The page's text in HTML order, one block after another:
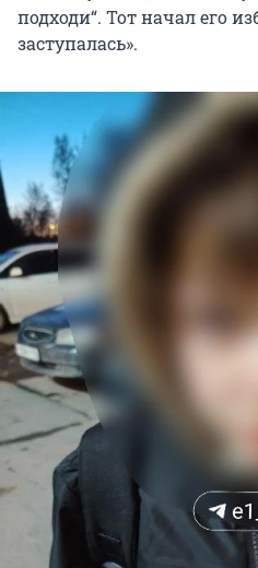
подходи“. Тот начал его
заступалась».